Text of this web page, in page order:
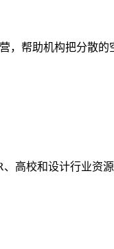
，帮助机构把分散
高校和设计行业资